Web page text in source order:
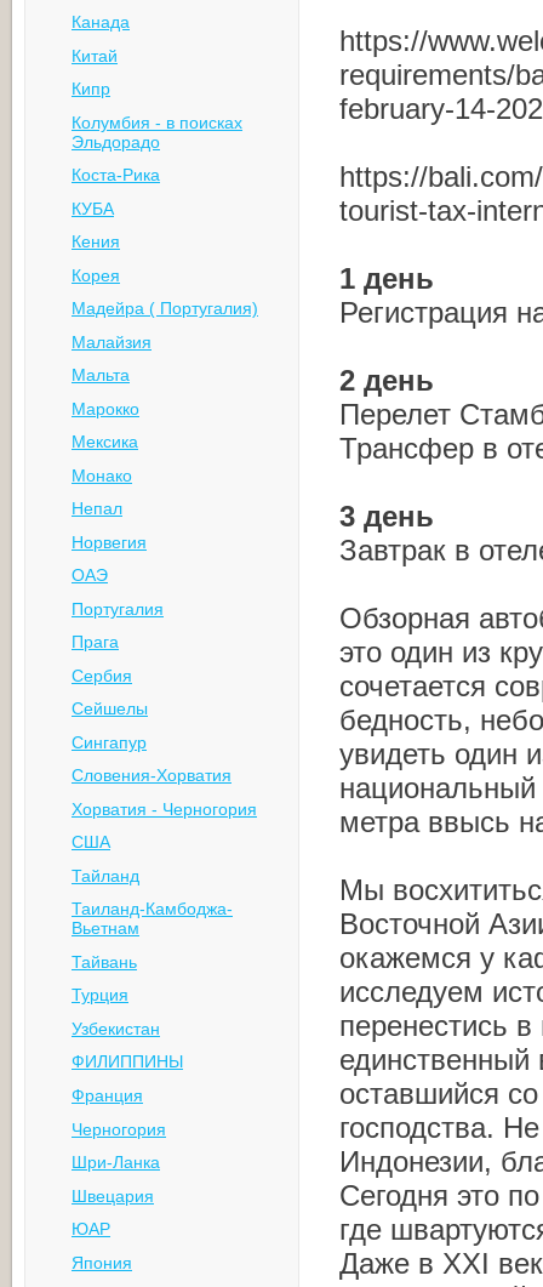
Канада
Китай
Кипр
Колумбия - в поисках
Эльдорадо
Коста-Рика
КУБА
Кения
Корея
Мадейра ( Португалия)
Малайзия
Мальта
Марокко
Мексика
Монако
Непал
Норвегия
ОАЭ
Португалия
Прага
Сербия
Сейшелы
Сингапур
Словения-Хорватия
Хорватия - Черногория
США
Тайланд
Таиланд-Камбоджа-
Вьетнам
Тайвань
Турция
Узбекистан
ФИЛИППИНЫ
Франция
Черногория
Шри-Ланка
Швецария
ЮАР
Япония
https://
requirements/
february-14-
https://
tourist-tax-
1 день
Регистрация
2 день
Перелет
Трансфер в
3 день
Завтрак в
Обзорная
это один из
сочетается
бедность,
увидеть один
метра ввысь
Мы
Восточной
окажемся у
исследуем
перенестись
оставшийся
господства.
Индонезии,
Сегодня это
где
Даже в XXI